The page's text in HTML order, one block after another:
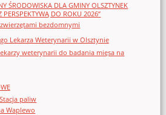
ŚRODOWISKA DLA GMINY OLSZTYNEK
DO ROKU 2026”
bezdomnymi
Lekarza Weterynarii w Olsztynie
weterynarii do badania mięsa na
paliw
Waplewo